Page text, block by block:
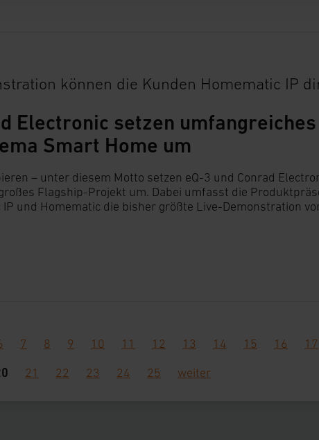
Electronic setzen
Smart Home um
können die Kunden Homematic IP
– unter diesem Motto setzen eQ-3 und Conrad
Flagship-Projekt um. Dabei umfasst die
und Homematic die bisher größte Live-Demonstration
7 8 9 10 11 12 13 14 15 16 17
21 22 23 24 25 weiter